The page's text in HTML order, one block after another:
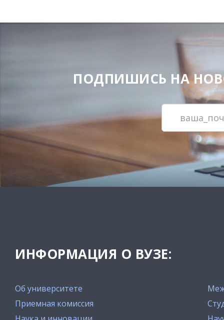
ПОДПИШИСЬ НА
ИНФОРМАЦИЯ О ВУЗЕ:
Об университете
Приемная комиссия